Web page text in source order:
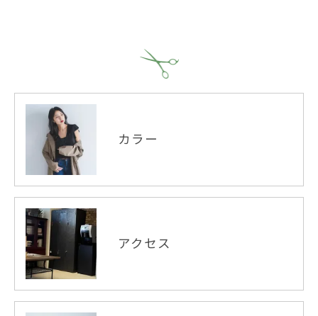
カラー
アクセス